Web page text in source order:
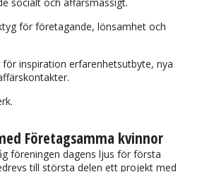
för företagande, lönsamhet och
inspiration erfarenhetsutbyte, nya
Företagsamma kvinnor
föreningen dagens ljus för första
till största delen ett projekt med